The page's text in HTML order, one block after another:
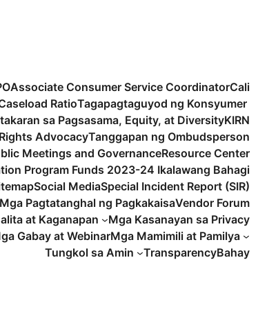
Associate Consumer Service CoordinatorCali
RatioTagapagtaguyod ng Konsyumer
sa Pagsasama, Equity, at DiversityKIRN
AdvocacyTanggapan ng Ombudsperson
Meetings and GovernanceResource Center
Program Funds 2023-24 Ikalawang Bahagi
Social MediaSpecial Incident Report (SIR)
Mga Pagtatanghal ng PagkakaisaVendor Forum
at Kaganapan
Mga Kasanayan sa Privacy
Gabay at WebinarMga Mamimili at Pamilya
Tungkol sa Amin
TransparencyBahay